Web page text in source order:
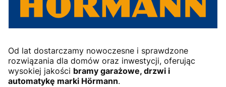
Od lat dostarczamy nowoczesne i sprawdzone
rozwiązania dla domów oraz inwestycji, oferując
wysokiej jakości bramy garażowe, drzwi i
automatykę marki Hörmann.